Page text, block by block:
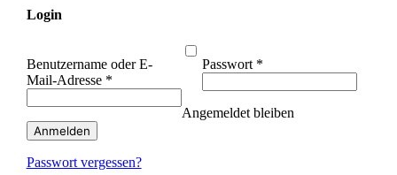
Login
Benutzername oder E-
Mail-Adresse *
Passwort *
Angemeldet bleiben
Anmelden
Passwort vergessen?